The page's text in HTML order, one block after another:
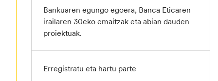
Bankuaren egungo egoera, Banca Eticaren
irailaren 30eko emaitzak eta abian dauden
proiektuak.
Erregistratu eta hartu parte